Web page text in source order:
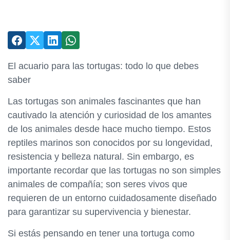
El acuario para las tortugas: todo lo que debes
saber
Las tortugas son animales fascinantes que han
cautivado la atención y curiosidad de los amantes
de los animales desde hace mucho tiempo. Estos
reptiles marinos son conocidos por su longevidad,
resistencia y belleza natural. Sin embargo, es
importante recordar que las tortugas no son simples
animales de compañía; son seres vivos que
requieren de un entorno cuidadosamente diseñado
para garantizar su supervivencia y bienestar.
Si estás pensando en tener una tortuga como